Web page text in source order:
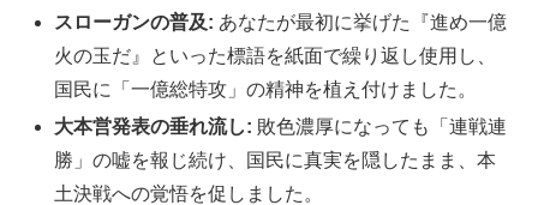
スローガンの普及: あなたが最初に挙げた『進め一億
火の玉だ』といった標語を紙面で繰り返し使用し、
国民に「一億総特攻」の精神を植え付けました。
大本営発表の垂れ流し: 敗色濃厚になっても「連戦連
勝」の嘘を報じ続け、国民に真実を隠したまま、本
土決戦への覚悟を促しました。